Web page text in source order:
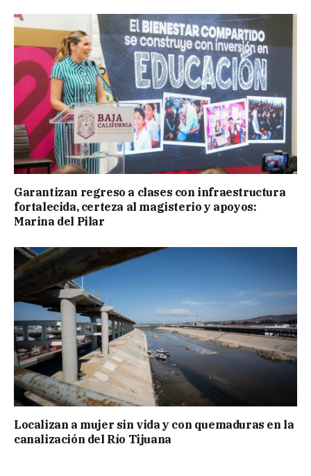
Garantizan regreso a clases con infraestructura
fortalecida, certeza al magisterio y apoyos:
Marina del Pilar
Localizan a mujer sin vida y con quemaduras en la
canalización del Río Tijuana